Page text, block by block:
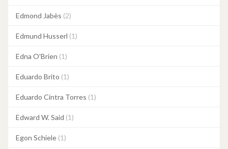
Edmond Jabès (2)
Edmund Husserl (1)
Edna O'Brien (1)
Eduardo Brito (1)
Eduardo Cintra Torres (1)
Edward W. Said (1)
Egon Schiele (1)